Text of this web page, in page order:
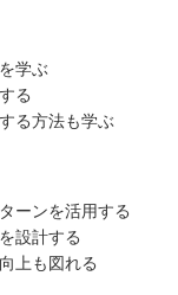
学ぶ
る
る方法も学ぶ
ーンを活用する
設計する
上も図れる